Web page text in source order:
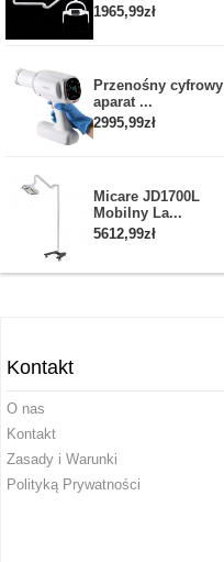
1965,99zł
Przenośny cyfrowy
aparat ...
2995,99zł
Micare JD1700L
Mobilny La...
5612,99zł
Kontakt
O nas
Kontakt
Zasady i Warunki
Polityką Prywatności